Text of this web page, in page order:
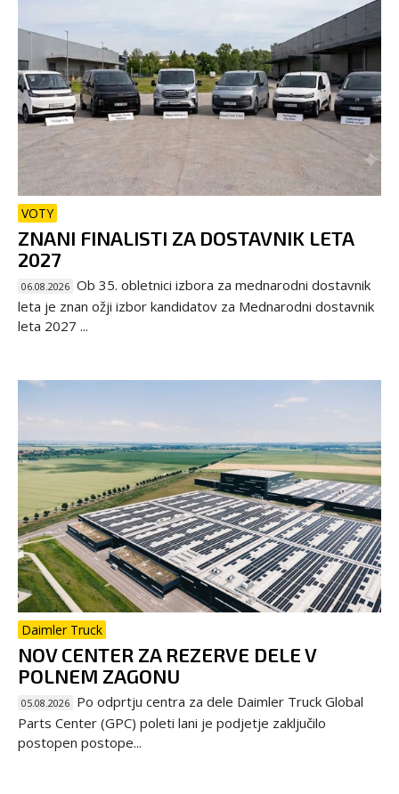
VOTY
ZNANI FINALISTI ZA DOSTAVNIK LETA
2027
06.08.2026 Ob 35. obletnici izbora za mednarodni dostavnik
leta je znan ožji izbor kandidatov za Mednarodni dostavnik
leta 2027 ...
Daimler Truck
NOV CENTER ZA REZERVE DELE V
POLNEM ZAGONU
05.08.2026 Po odprtju centra za dele Daimler Truck Global
Parts Center (GPC) poleti lani je podjetje zaključilo
postopen postope...